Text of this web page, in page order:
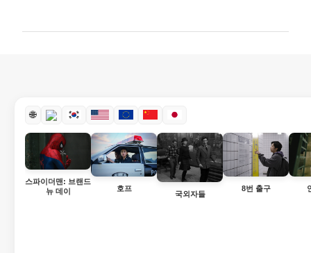
🌐
스파이더맨: 브랜드
뉴 데이
호프
국외자들
8번 출구